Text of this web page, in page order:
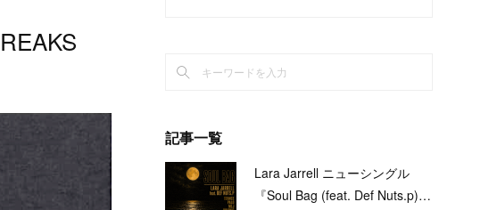
記事一覧
Lara Jarrell ニューシングル
『Soul Bag (feat. Def Nuts.p)…